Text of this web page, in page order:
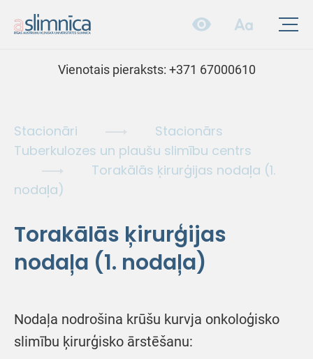
Vienotais pieraksts: +371 67000610
Stacionāri
Stacionārs
Tuberkulozes un plaušu slimību centrs
Torakālās ķirurģijas nodaļa (1.
nodaļa)
Torakālās ķirurģijas
nodaļa (1. nodaļa)
Nodaļa nodrošina krūšu kurvja onkoloģisko
slimību ķirurģisko ārstēšanu: